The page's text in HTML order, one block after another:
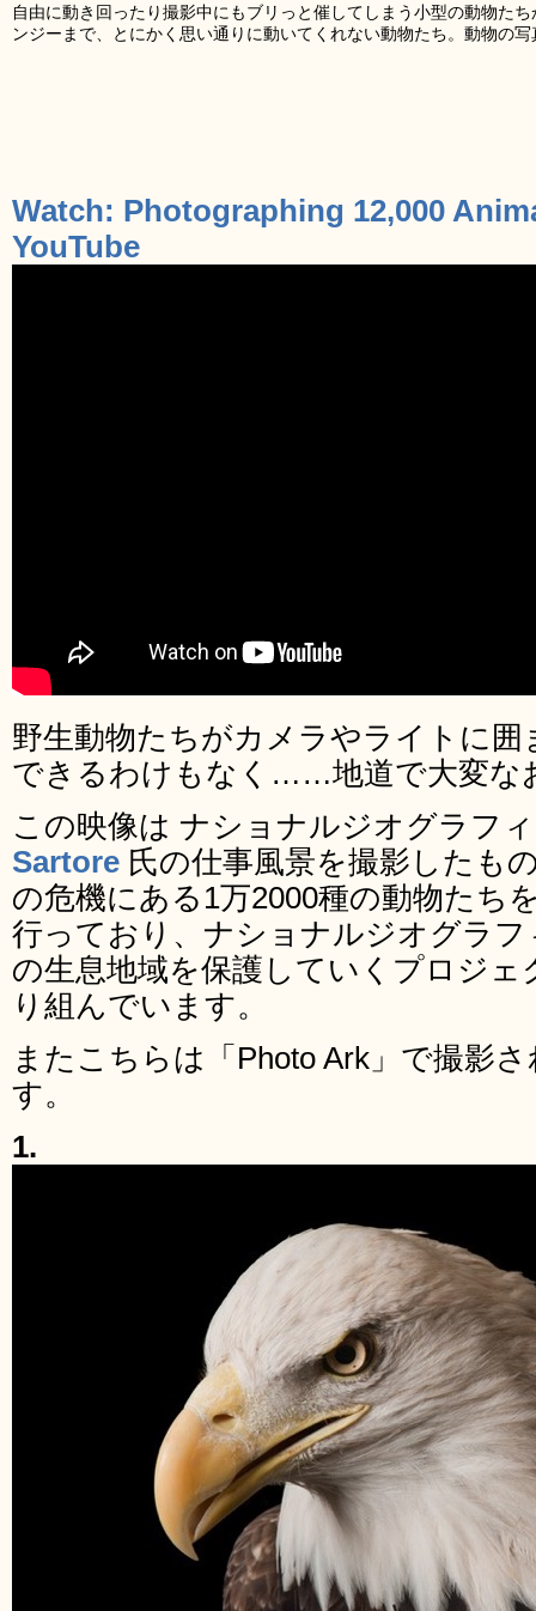
自由に動き回ったり撮影中にもブリっと催してしまう小型の動物た
ンジーまで、とにかく思い通りに動いてくれない動物たち。動物の
Watch: Photographing 12,000
YouTube
野生動物たちがカメラやライトに
できるわけもなく……地道で大変な
この映像は ナショナルジオグラフ
Sartore 氏の仕事風景を撮影したも
の危機にある1万2000種の動物たち
行っており、ナショナルジオグラ
の生息地域を保護していくプロジェ
り組んでいます。
またこちらは「Photo Ark」で撮影
す。
1.